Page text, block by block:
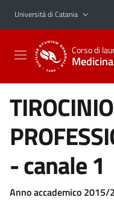
Vai al contenuto principale
Vai al menu di navigazione
Università di Catania
Corso di
TIROCINIO
- canale 1
Anno accademico 2015/